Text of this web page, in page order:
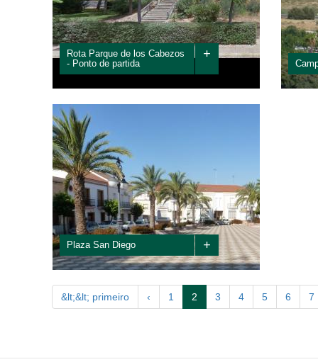
A praia de Nueva Umbría fica no interior do Parque
Natural Marismas del Río Piedras y Flecha de
Nueva Umbría. Com cerca de 15 quilômetros...
Antilla
Rota Parque de los Cabezos
- Ponto de partida
+
Ponto de partida da Rota Parque de los Cabezos.
Acesso ao caminho de Islantilla.
Plaza San Diego +
&lt;&lt; primeiro ‹ 1 2 3 4 5 6 7